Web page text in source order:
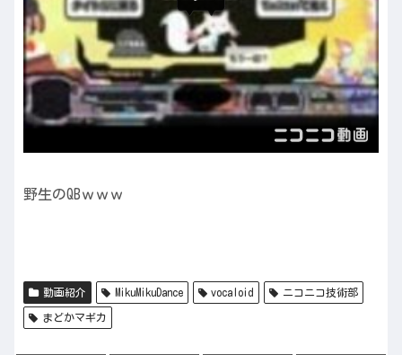
野生のQBｗｗｗ
動画紹介 MikuMikuDance vocaloid ニコニコ技術部
まどかマギカ